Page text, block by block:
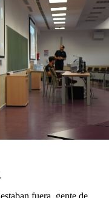
fuera, gente de